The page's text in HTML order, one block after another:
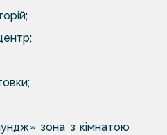
зона з кімнатою